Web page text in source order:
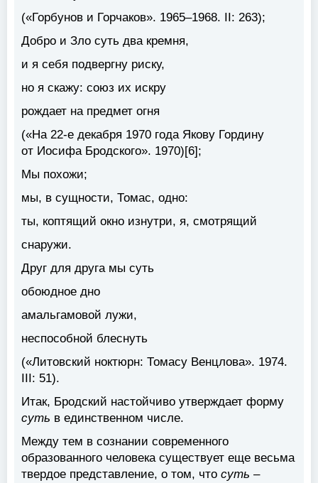
(«Горбунов и Горчаков». 1965–1968. II: 263);
Добро и Зло суть два кремня,
и я себя подвергну риску,
но я скажу: союз их искру
рождает на предмет огня
(«На 22-е декабря 1970 года Якову Гордину
от Иосифа Бродского». 1970)[6];
Мы похожи;
мы, в сущности, Томас, одно:
ты, коптящий окно изнутри, я, смотрящий
снаружи.
Друг для друга мы суть
обоюдное дно
амальгамовой лужи,
неспособной блеснуть
(«Литовский ноктюрн: Томасу Венцлова». 1974.
III: 51).
Итак, Бродский настойчиво утверждает форму
суть в единственном числе.
Между тем в сознании современного
образованного человека существует еще весьма
твердое представление, о том, что суть –